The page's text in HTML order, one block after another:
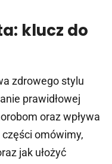
klucz do
zdrowego stylu
prawidłowej
oraz wpływa
omówimy,
jak ułożyć